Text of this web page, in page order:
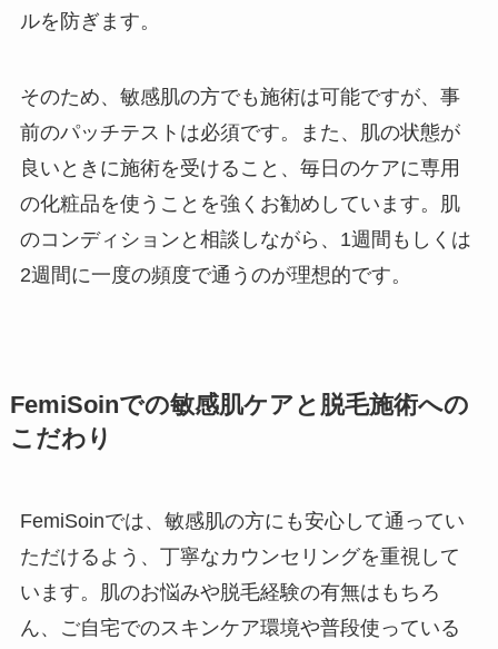
ルを防ぎます。
そのため、敏感肌の方でも施術は可能ですが、事
前のパッチテストは必須です。また、肌の状態が
良いときに施術を受けること、毎日のケアに専用
の化粧品を使うことを強くお勧めしています。肌
のコンディションと相談しながら、1週間もしくは
2週間に一度の頻度で通うのが理想的です。
FemiSoinでの敏感肌ケアと脱毛施術への
こだわり
FemiSoinでは、敏感肌の方にも安心して通ってい
ただけるよう、丁寧なカウンセリングを重視して
います。肌のお悩みや脱毛経験の有無はもちろ
ん、ご自宅でのスキンケア環境や普段使っている